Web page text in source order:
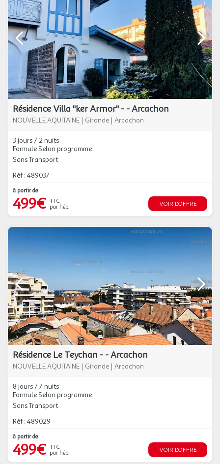
Résidence Villa "ker Armor" - - Arcachon
NOUVELLE AQUITAINE | Gironde | Arcachon
3 jours / 2 nuits
Formule Selon programme
Sans Transport
Réf : 489037
à partir de
499€ TTC
par héb.
VOIR L'OFFRE
Résidence Le Teychan - - Arcachon
NOUVELLE AQUITAINE | Gironde | Arcachon
8 jours / 7 nuits
Formule Selon programme
Sans Transport
Réf : 489029
à partir de
499€ TTC
par héb.
VOIR L'OFFRE